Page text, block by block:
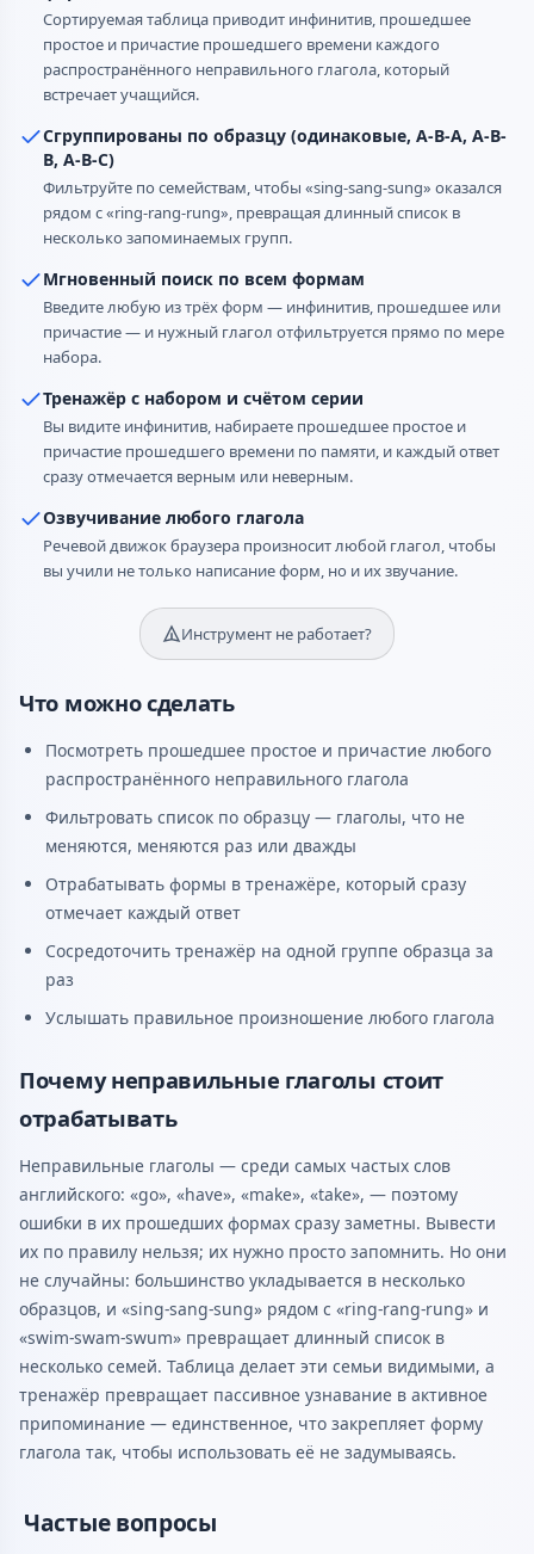
Сортируемая таблица приводит инфинитив, прошедшее
простое и причастие прошедшего времени каждого
распространённого неправильного глагола, который
встречает учащийся.
Сгруппированы по образцу (одинаковые, A-B-A, A-B-
B, A-B-C)
Фильтруйте по семействам, чтобы «sing-sang-sung» оказался
рядом с «ring-rang-rung», превращая длинный список в
несколько запоминаемых групп.
Мгновенный поиск по всем формам
Введите любую из трёх форм — инфинитив, прошедшее или
причастие — и нужный глагол отфильтруется прямо по мере
набора.
Тренажёр с набором и счётом серии
Вы видите инфинитив, набираете прошедшее простое и
причастие прошедшего времени по памяти, и каждый ответ
сразу отмечается верным или неверным.
Озвучивание любого глагола
Речевой движок браузера произносит любой глагол, чтобы
вы учили не только написание форм, но и их звучание.
Инструмент не работает?
Что можно сделать
Посмотреть прошедшее простое и причастие любого
распространённого неправильного глагола
Фильтровать список по образцу — глаголы, что не
меняются, меняются раз или дважды
Отрабатывать формы в тренажёре, который сразу
отмечает каждый ответ
Сосредоточить тренажёр на одной группе образца за
раз
Услышать правильное произношение любого глагола
Почему неправильные глаголы стоит
отрабатывать
Неправильные глаголы — среди самых частых слов
английского: «go», «have», «make», «take», — поэтому
ошибки в их прошедших формах сразу заметны. Вывести
их по правилу нельзя; их нужно просто запомнить. Но они
не случайны: большинство укладывается в несколько
образцов, и «sing-sang-sung» рядом с «ring-rang-rung» и
«swim-swam-swum» превращает длинный список в
несколько семей. Таблица делает эти семьи видимыми, а
тренажёр превращает пассивное узнавание в активное
припоминание — единственное, что закрепляет форму
глагола так, чтобы использовать её не задумываясь.
Частые вопросы